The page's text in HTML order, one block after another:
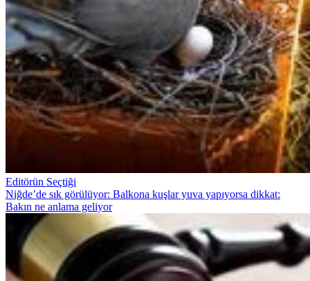
Editörün Seçtiği
Niğde’de sık görülüyor: Balkona kuşlar yuva yapıyorsa dikkat:
Bakın ne anlama geliyor